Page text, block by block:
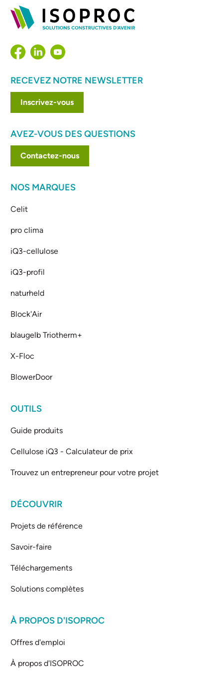
RECEVEZ NOTRE NEWSLETTER
Inscrivez-vous
AVEZ-VOUS DES QUESTIONS
Contactez-nous
NOS MARQUES
Celit
pro clima
iQ3-cellulose
iQ3-profil
naturheld
Block'Air
blaugelb Triotherm+
X-Floc
BlowerDoor
OUTILS
Guide produits
Cellulose iQ3 - Calculateur de prix
Trouvez un entrepreneur pour votre projet
DÉCOUVRIR
Projets de référence
Savoir-faire
Téléchargements
Solutions complètes
À PROPOS D'ISOPROC
Offres d'emploi
À propos d'ISOPROC